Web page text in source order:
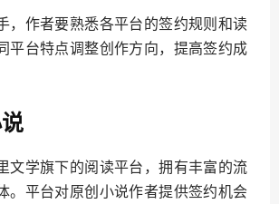
，作者要熟悉各平台的签约规则和读
平台特点调整创作方向，提高签约成
文学旗下的阅读平台，拥有丰富的流
。平台对原创小说作者提供签约机会